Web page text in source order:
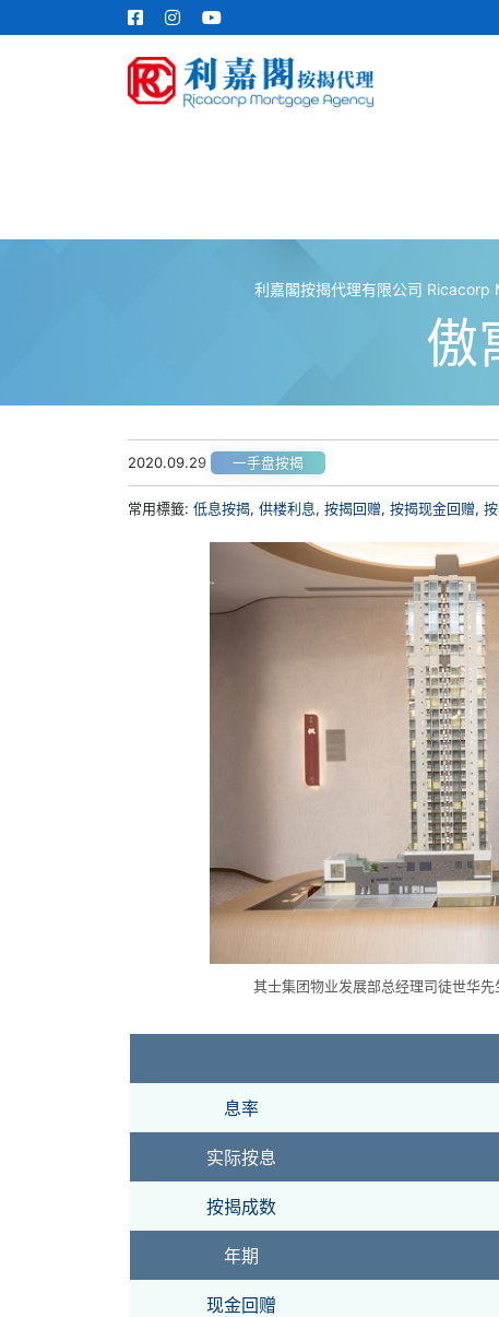
利嘉閣按揭代理有限公司
傲
2020.09.29 一手盘按揭
常用標籤: 低息按揭, 供楼利息, 按揭回赠, 按揭现金回赠,
其士集团物业发展部总经理司徒世华
息率
实际按息
按揭成数
年期
现金回赠